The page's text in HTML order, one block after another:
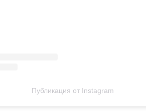
Публикация от Instagram